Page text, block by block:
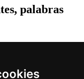
palabras
individuales